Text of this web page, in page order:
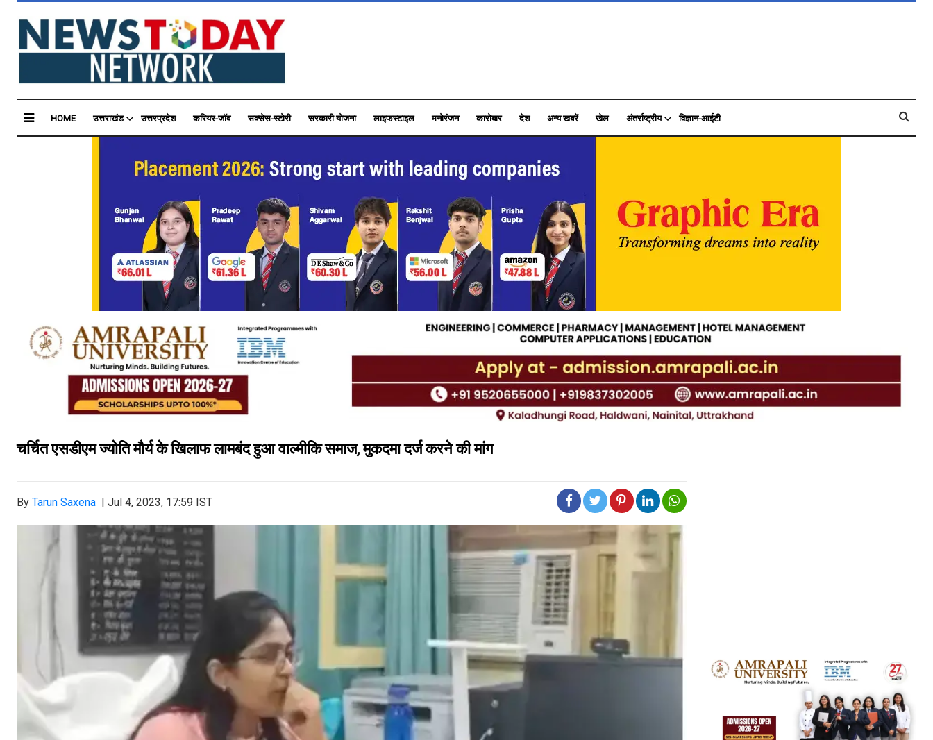
HOME उत्तराखंड उत्तरप्रदेश करियर-जॉब सक्सेस-स्टोरी सरकारी योजना लाइफस्टाइल मनोरंजन कारोबार देश अन्य खबरें खेल अंतर्राष्ट्रीय विज्ञान-आईटी
चर्चित एसडीएम ज्योति मौर्य के खिलाफ लामबंद हुआ वाल्मीकि समाज, मुकदमा दर्ज करने की मांग
By Tarun Saxena | Jul 4, 2023, 17:59 IST